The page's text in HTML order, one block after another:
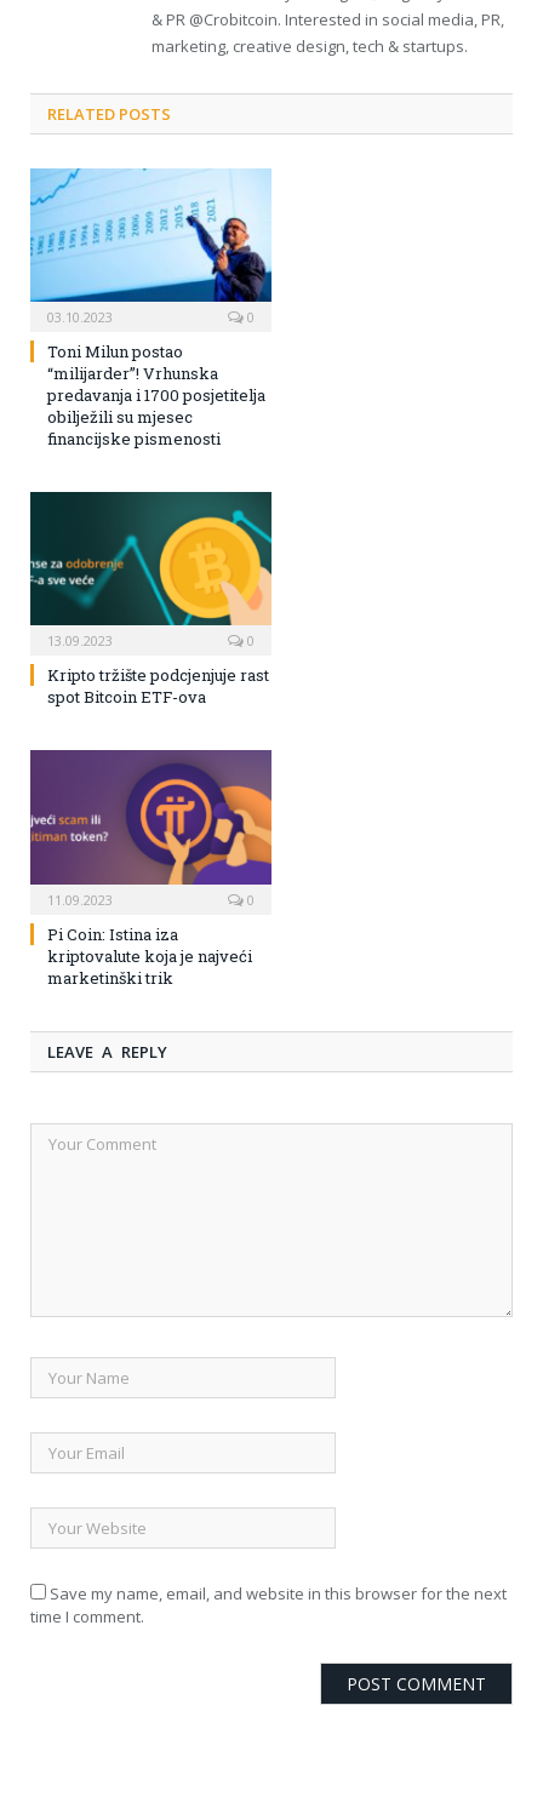
& PR @Crobitcoin. Interested in social media, PR,
marketing, creative design, tech & startups.
RELATED POSTS
03.10.2023 0
Toni Milun postao
“milijarder”! Vrhunska
predavanja i 1700 posjetitelja
obilježili su mjesec
financijske pismenosti
13.09.2023 0
Kripto tržište podcjenjuje rast
spot Bitcoin ETF-ova
11.09.2023 0
Pi Coin: Istina iza
kriptovalute koja je najveći
marketinški trik
LEAVE A REPLY
Save my name, email, and website in this browser for the next
time I comment.